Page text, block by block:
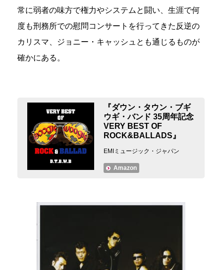
常に弱者の味方で権力やシステムと闘い、生涯で何
度も刑務所での慰問コンサートを行ってきた反逆の
カリスマ、ジョニー・キャッシュとも通じるものが
確かにある。
『ダウン・タウン・ブギ
ウギ・バンド 35周年記念
VERY BEST OF
ROCK&BALLADS』
EMIミュージック・ジャパン
Amazon